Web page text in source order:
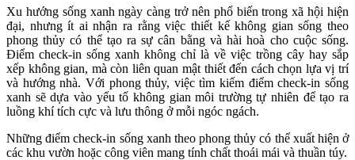
Xu hướng sống xanh ngày càng trở nên phổ biến trong xã hội hiện
đại, nhưng ít ai nhận ra rằng việc thiết kế không gian sống theo
phong thủy có thể tạo ra sự cân bằng và hài hoà cho cuộc sống.
Điểm check-in sống xanh không chỉ là về việc trồng cây hay sắp
xếp không gian, mà còn liên quan mật thiết đến cách chọn lựa vị trí
và hướng nhà. Với phong thủy, việc tìm kiếm điểm check-in sống
xanh sẽ dựa vào yếu tố không gian môi trường tự nhiên để tạo ra
luồng khí tích cực và lưu thông ở mỗi ngóc ngách.
Những điểm check-in sống xanh theo phong thủy có thể xuất hiện ở
các khu vườn hoặc công viên mang tính chất thoái mái và thuần túy.